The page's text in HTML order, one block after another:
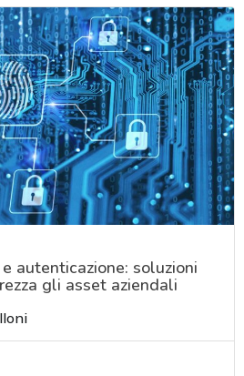
autenticazione: soluzioni
gli asset aziendali